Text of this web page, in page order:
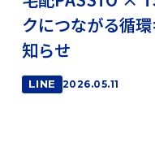
クにつながる循
知らせ
LINE 2026.05.11